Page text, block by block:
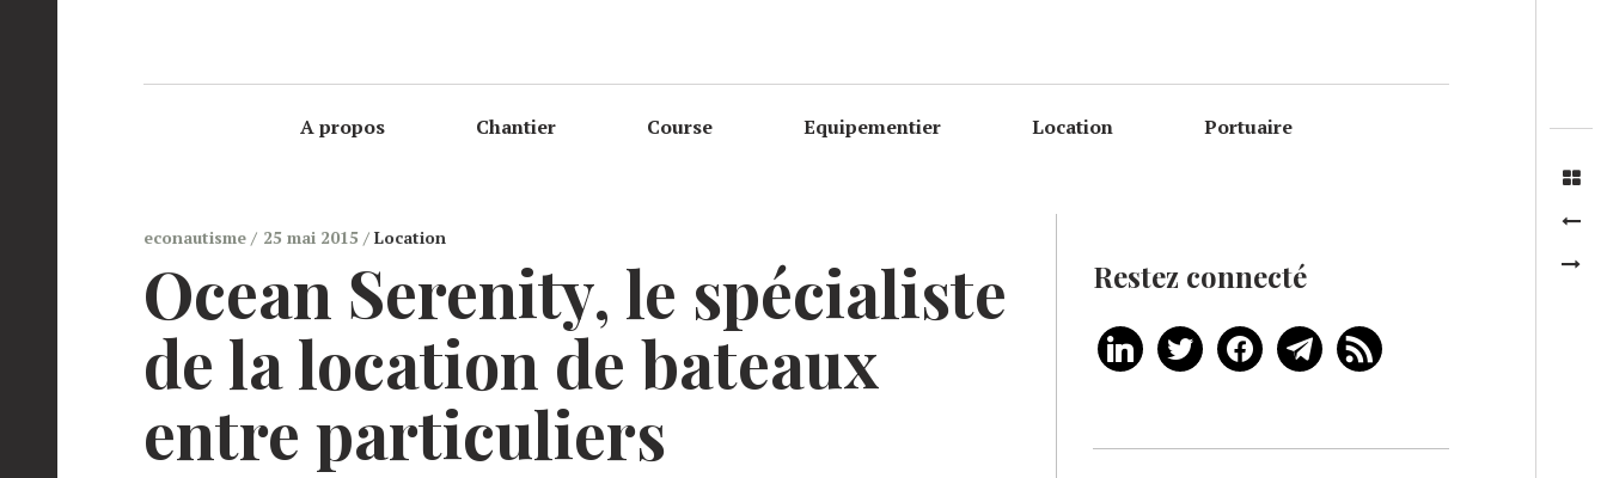
A propos Chantier Course Equipementier Location Portuaire
econautisme 25 mai 2015 Location
Ocean Serenity, le spécialiste
de la location de bateaux
entre particuliers
Restez connecté